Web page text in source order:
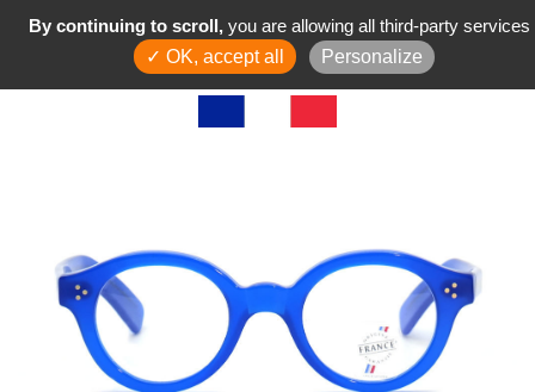
By continuing to scroll, you are allowing all third-party services
✓ OK, accept all
Personalize